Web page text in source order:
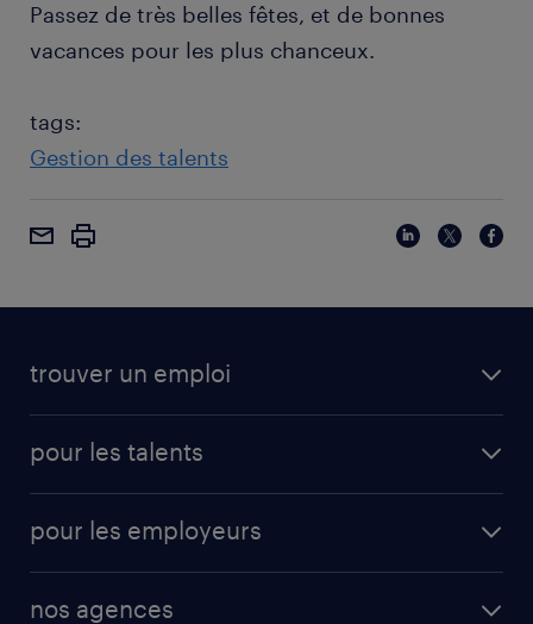
Passez de très belles fêtes, et de bonnes
vacances pour les plus chanceux.
tags:
Gestion des talents
trouver un emploi
pour les talents
pour les employeurs
nos agences